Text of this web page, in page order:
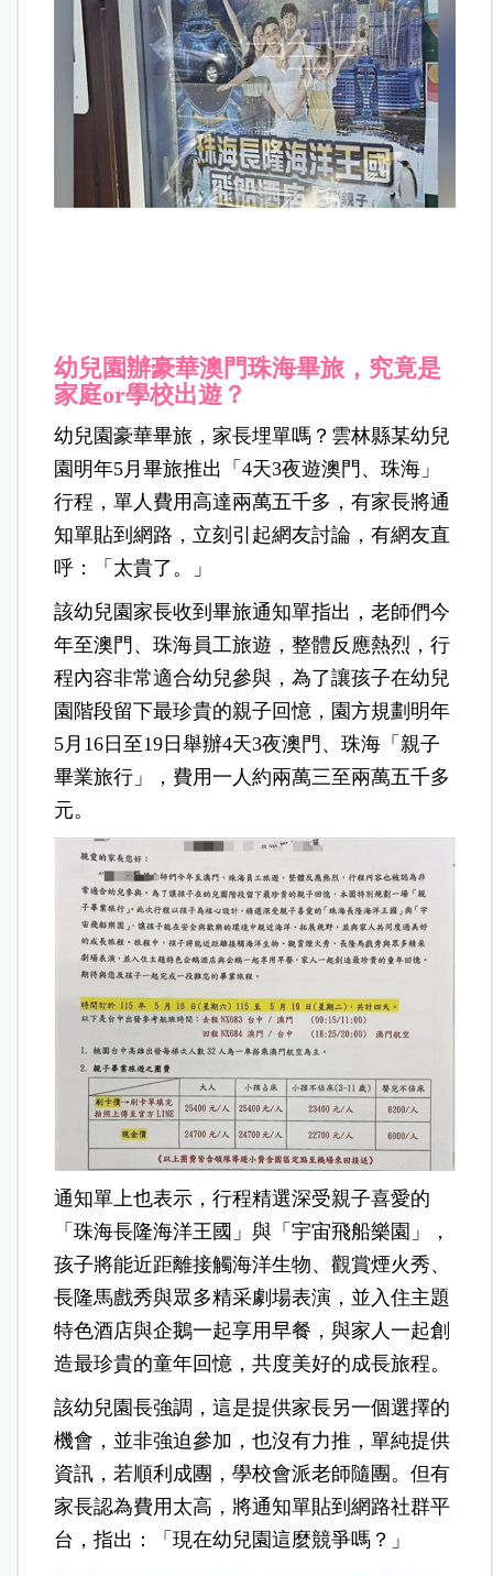
幼兒園辦豪華澳門珠海畢旅，究竟是
家庭or學校出遊？
幼兒園豪華畢旅，家長埋單嗎？雲林縣某幼兒
園明年5月畢旅推出「4天3夜遊澳門、珠海」
行程，單人費用高達兩萬五千多，有家長將通
知單貼到網路，立刻引起網友討論，有網友直
呼：「太貴了。」
該幼兒園家長收到畢旅通知單指出，老師們今
年至澳門、珠海員工旅遊，整體反應熱烈，行
程內容非常適合幼兒參與，為了讓孩子在幼兒
園階段留下最珍貴的親子回憶，園方規劃明年
5月16日至19日舉辦4天3夜澳門、珠海「親子
畢業旅行」，費用一人約兩萬三至兩萬五千多
元。
通知單上也表示，行程精選深受親子喜愛的
「珠海長隆海洋王國」與「宇宙飛船樂園」，
孩子將能近距離接觸海洋生物、觀賞煙火秀、
長隆馬戲秀與眾多精采劇場表演，並入住主題
特色酒店與企鵝一起享用早餐，與家人一起創
造最珍貴的童年回憶，共度美好的成長旅程。
該幼兒園長強調，這是提供家長另一個選擇的
機會，並非強迫參加，也沒有力推，單純提供
資訊，若順利成團，學校會派老師隨團。但有
家長認為費用太高，將通知單貼到網路社群平
台，指出：「現在幼兒園這麼競爭嗎？」